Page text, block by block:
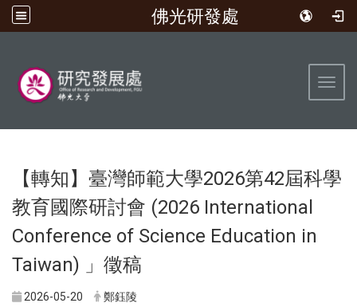
佛光研發處
【轉知】臺灣師範大學2026第42屆科學
教育國際研討會 (2026 International
Conference of Science Education in
Taiwan) 」徵稿
2026-05-20 鄭鈺陵